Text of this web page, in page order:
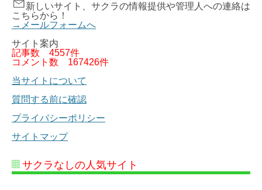
新しいサイト、サクラの情報提供や管理人への連絡は
こちらから！
→メールフォームへ
サイト案内
記事数 4557件
コメント数 167426件
当サイトについて
質問する前に確認
プライバシーポリシー
サイトマップ
サクラなしの人気サイト